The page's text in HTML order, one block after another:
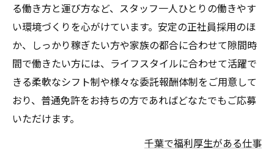
る働き方と運び方など、スタッフ一人ひとりの働きやす
い環境づくりを心がけています。安定の正社員採用のほ
か、しっかり稼ぎたい方や家族の都合に合わせて隙間時
間で働きたい方には、ライフスタイルに合わせて活躍で
きる柔軟なシフト制や様々な委託報酬体制をご用意して
おり、普通免許をお持ちの方であればどなたでもご応募
いただけます。
千葉で福利厚生がある仕事